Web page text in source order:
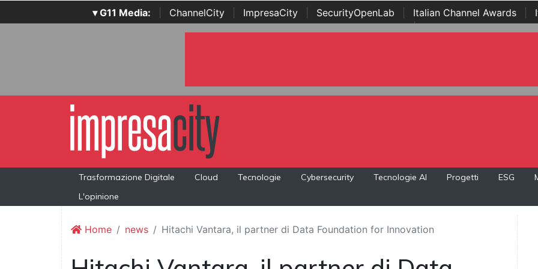
▾ G11 Media: ChannelCity ImpresaCity SecurityOpenLab Italian Channel Awards
Awards | ...
Trasformazione Digitale Cloud Tecnologie Cybersecurity Tecnologie AI Progetti ESG
L'opinione
Home news Hitachi Vantara, il partner di Data Foundation for Innovation